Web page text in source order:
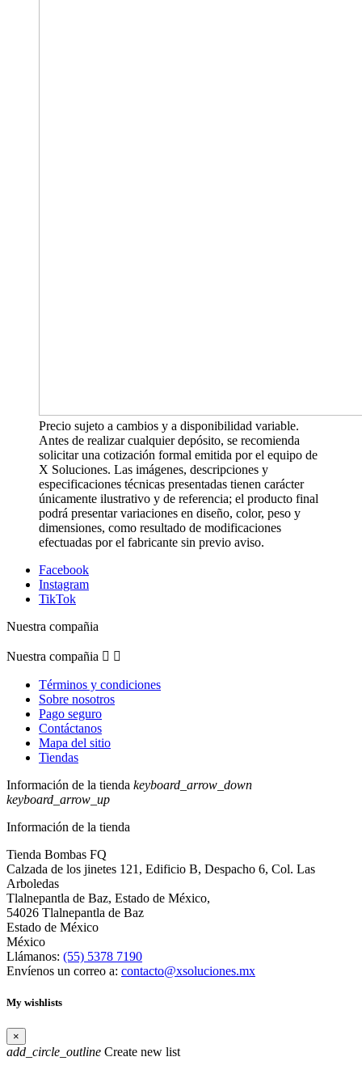
Precio sujeto a cambios y a disponibilidad variable.
Antes de realizar cualquier depósito, se recomienda
solicitar una cotización formal emitida por el equipo de
X Soluciones. Las imágenes, descripciones y
especificaciones técnicas presentadas tienen carácter
únicamente ilustrativo y de referencia; el producto final
podrá presentar variaciones en diseño, color, peso y
dimensiones, como resultado de modificaciones
efectuadas por el fabricante sin previo aviso.
Facebook
Instagram
TikTok
Nuestra compañia
Nuestra compañia  
Términos y condiciones
Sobre nosotros
Pago seguro
Contáctanos
Mapa del sitio
Tiendas
Información de la tienda keyboard_arrow_down
keyboard_arrow_up
Información de la tienda
Tienda Bombas FQ
Calzada de los jinetes 121, Edificio B, Despacho 6, Col. Las
Arboledas
Tlalnepantla de Baz, Estado de México,
54026 Tlalnepantla de Baz
Estado de México
México
Llámanos: (55) 5378 7190
Envíenos un correo a: contacto@xsoluciones.mx
My wishlists
×
add_circle_outline Create new list